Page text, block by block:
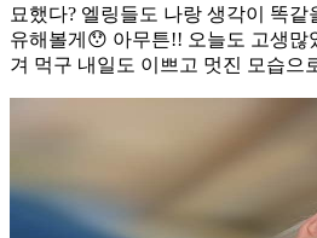
묘했다? 엘링들도 나랑 생각이 똑
유해볼게😯 아무튼!! 오늘도 고생많
겨 먹구 내일도 이쁘고 멋진 모습으